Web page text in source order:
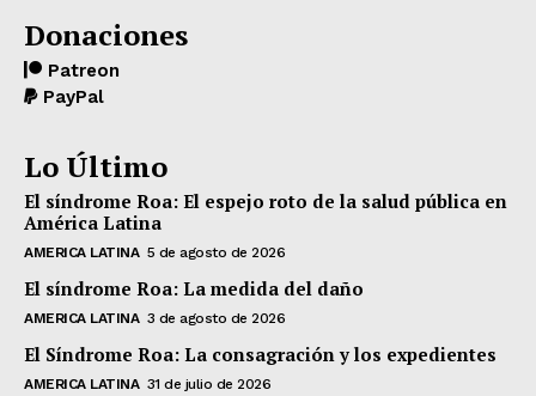
Donaciones
Patreon
PayPal
Lo Último
El síndrome Roa: El espejo roto de la salud pública en
América Latina
AMERICA LATINA 5 de agosto de 2026
El síndrome Roa: La medida del daño
AMERICA LATINA 3 de agosto de 2026
El Síndrome Roa: La consagración y los expedientes
AMERICA LATINA 31 de julio de 2026